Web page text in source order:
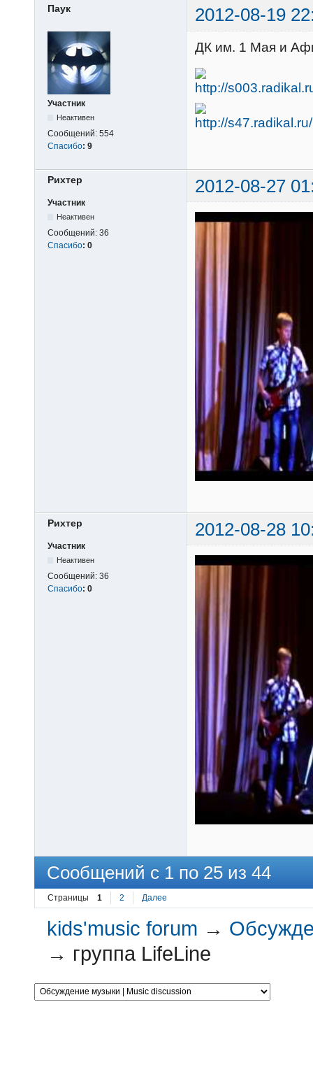
Паук 2012-08-19
Участник
Неактивен
Сообщений: 554
Спасибо: 9
ДК им. 1 Мая и
Рихтер 2012-08-27
Участник
Неактивен
Сообщений: 36
Спасибо: 0
Рихтер 2012-08-28
Участник
Неактивен
Сообщений: 36
Спасибо: 0
Сообщений с 1 по 25 из 44
Страницы 1 2 Далее
kids'music forum →
→ группа LifeLine